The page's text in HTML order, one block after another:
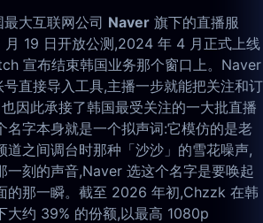
大互联网公司 Naver 旗下的直播服
19 日开放公测,2024 年 4 月正式上线
宣布结束韩国业务那个窗口上。Naver
直接导入工具,主播一步就能把关注和订
因此承接了韩国最受关注的一大批直播
名字本身就是一个拟声词:它模仿的是老
道之间调台时那种「沙沙」的雪花噪声,
一刻的声音,Naver 选这个名字是要唤起
的那一瞬。截至 2026 年初,Chzzk 在韩
大约 39% 的份额,以最高 1080p